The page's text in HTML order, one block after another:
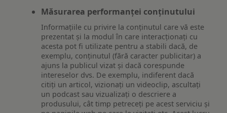
Măsurarea performanței conținutului
Informațiile cu privire la conținutul care vă este
prezentat și la modul în care interacționați cu
acesta pot fi utilizate pentru a stabili dacă, de
exemplu, conținutul (fără caracter publicitar) a
ajuns la publicul vizat și dacă corespunde
intereselor dvs. De exemplu, indiferent dacă
citiți un articol, vizionați un videoclip, ascultați
un podcast sau vizualizați o descriere a
produsului, cât timp petreceți pe acest serviciu și